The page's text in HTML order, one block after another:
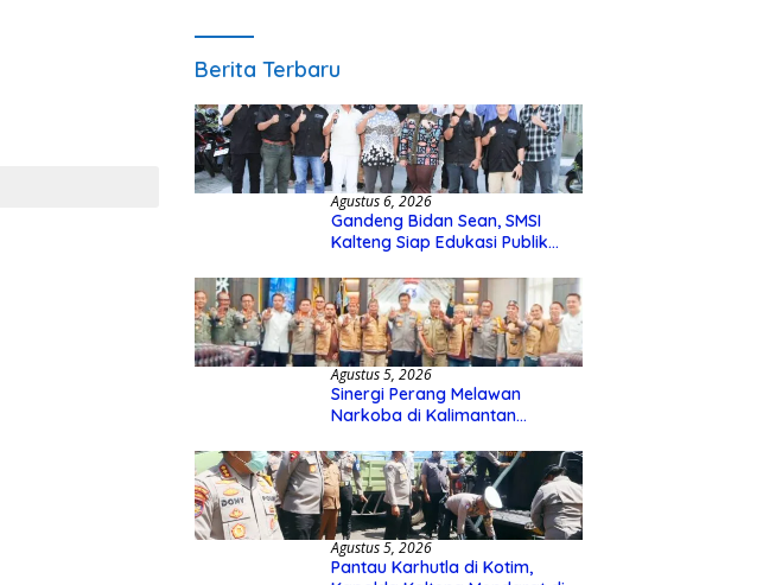
Berita Terbaru
Agustus 6, 2026
Gandeng Bidan Sean, SMSI
Kalteng Siap Edukasi Publik
Agustus 5, 2026
Sinergi Perang Melawan
Narkoba di Kalimantan
Kalteng Siapkan Deklarasi
Akbar
Agustus 5, 2026
Pantau Karhutla di Kotim,